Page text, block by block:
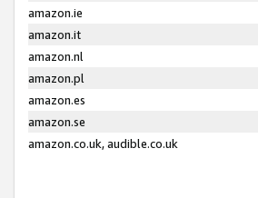
amazon.ie
amazon.it
amazon.nl
amazon.pl
amazon.es
amazon.se
amazon.co.uk, audible.co.uk